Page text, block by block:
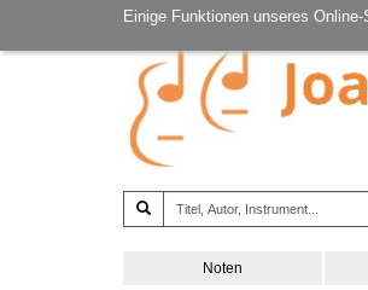
Einige Funktionen unseres
Noten